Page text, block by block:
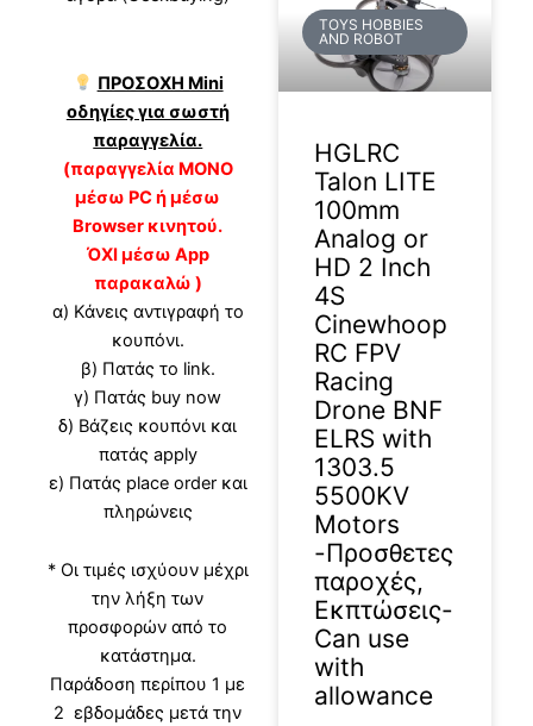
ΠΡΟΣΟΧΗ Mini
οδηγίες για σωστή
παραγγελία.
(παραγγελία ΜΟΝΟ
μέσω PC ή μέσω
Browser κινητού.
ΌΧΙ μέσω App
παρακαλώ )
α) Κάνεις αντιγραφή το
κουπόνι.
β) Πατάς το link.
γ) Πατάς buy now
δ) Βάζεις κουπόνι και
πατάς apply
ε) Πατάς place order και
πληρώνεις
* Οι τιμές ισχύουν μέχρι
την λήξη των
προσφορών από το
κατάστημα.
Παράδοση περίπου 1 με
2 εβδομάδες μετά την
TOYS HOBBIES
AND ROBOT
HGLRC
Talon LITE
100mm
Analog or
HD 2 Inch
4S
Cinewhoop
RC FPV
Racing
Drone BNF
ELRS with
1303.5
5500KV
Motors
-Προσθετες
παροχές,
Εκπτώσεις-
Can use
with
allowance